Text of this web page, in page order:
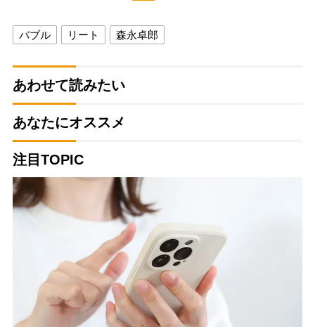
バブル リート 森永卓郎
あわせて読みたい
あなたにオススメ
注目TOPIC